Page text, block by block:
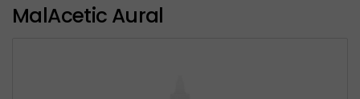
MalAcetic Aural